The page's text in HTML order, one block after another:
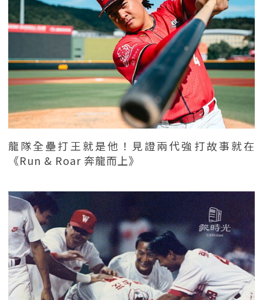
龍隊全壘打王就是他！見證兩代強打故事就在
《Run & Roar 奔龍而上》